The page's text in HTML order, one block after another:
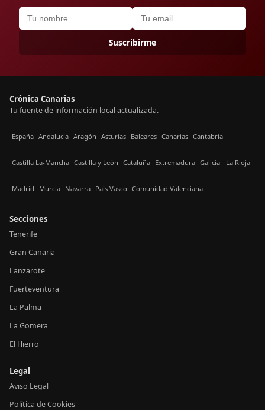
Suscribirme
Crónica Canarias
Tu fuente de información local actualizada.
España Andalucía Aragón Asturias Baleares Canarias Cantabria
Castilla La-Mancha Castilla y León Cataluña Extremadura Galicia La Rioja
Madrid Murcia Navarra País Vasco Comunidad Valenciana
Secciones
Tenerife
Gran Canaria
Lanzarote
Fuerteventura
La Palma
La Gomera
El Hierro
Legal
Aviso Legal
Política de Cookies